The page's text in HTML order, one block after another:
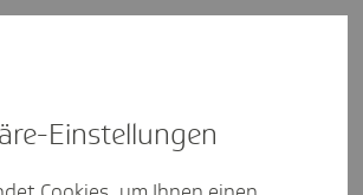
Ambulante Versorgung
Einstel­lungen